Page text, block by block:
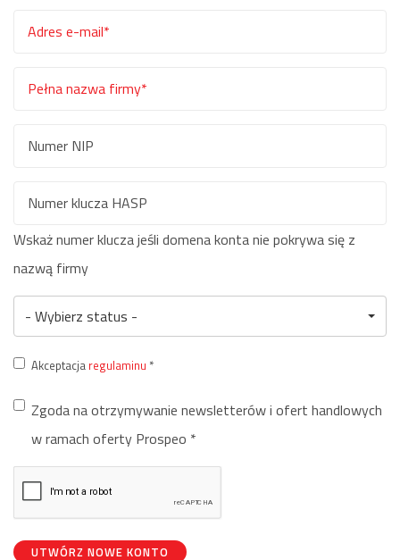
nazwa
NIP
Numer
klucza
HASP
Wskaż numer klucza jeśli domena konta nie pokrywa się z
nazwą firmy
- Wybierz status -
Akceptacja regulaminu *
Zgoda na otrzymywanie newsletterów i ofert handlowych
w ramach oferty Prospeo *
UTWÓRZ NOWE KONTO